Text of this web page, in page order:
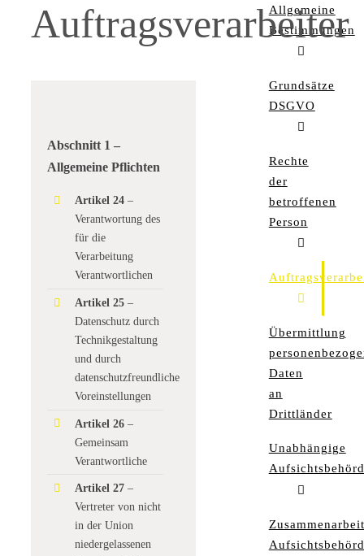
Auftragsverarbeiter
Abschnitt 1 –
Allgemeine Pflichten
Artikel 24–
Verantwortung des
für die
Verarbeitung
Verantwortlichen
Artikel 25–
Datenschutz durch
Technikgestaltung
und durch
datenschutzfreundliche
Voreinstellungen
Artikel 26–
Gemeinsam
Verantwortliche
Artikel 27–
Vertreter von nicht
in der Union
niedergelassenen
Allgemeine
Bestimmungen
Grundsätze
DSGVO
Rechte
der
betroffenen
Person
Übermittlung
Daten
an
Drittländer
Unabhängige
Zusammenarbeit